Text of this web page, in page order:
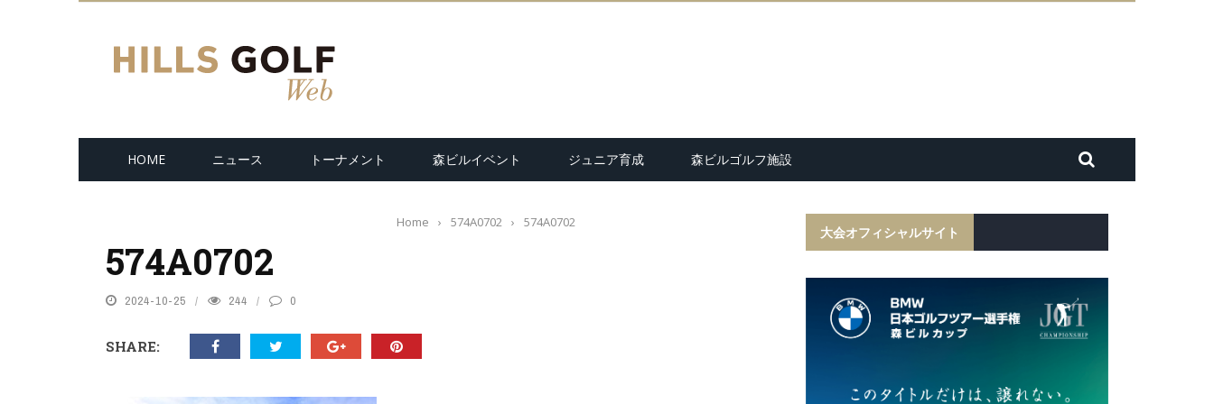
HOME ニュース トーナメント 森ビルイベント ジュニア育成 森ビルゴルフ施設
Home › 574A0702 › 574A0702
574A0702
2024-10-25 244 0
SHARE:
大会オフィシャルサイト